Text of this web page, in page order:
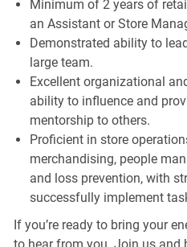
Minimum of 2 years of
an Assistant or Store
Demonstrated ability to
large team.
Excellent organizational
ability to influence and
mentorship to others.
Proficient in store
merchandising, people
and loss prevention, with
successfully implement
If you’re ready to bring your
to hear from you. Join us and